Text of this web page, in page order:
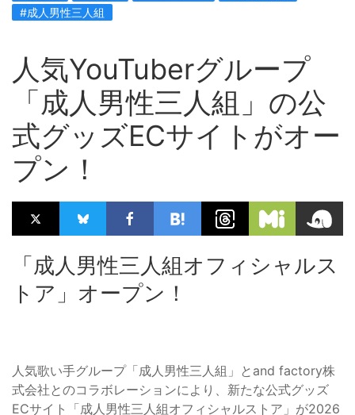
#成人男性三人組
人気YouTuberグループ
「成人男性三人組」の公
式グッズECサイトがオー
プン！
「成人男性三人組オフィシャルス
トア」オープン！
人気歌い手グループ「成人男性三人組」とand factory株
式会社とのコラボレーションにより、新たな公式グッズ
ECサイト「成人男性三人組オフィシャルストア」が2026